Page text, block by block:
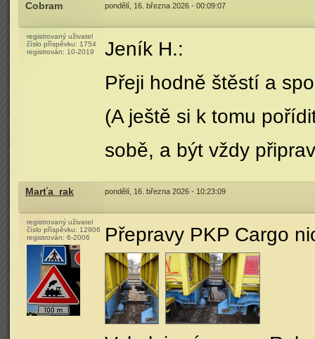
Cobram pondělí, 16. března 2026 - 00:09:07
registrovaný uživatel
číslo příspěvku: 1754
registrován: 10-2019
Jeník H.:
Přeji hodně štěstí a
(A ještě si k tomu
sobě, a být vždy
Marťa_rak pondělí, 16. března 2026 - 10:23:09
registrovaný uživatel
číslo příspěvku: 12906
registrován: 6-2006 Přepravy PKP Cargo